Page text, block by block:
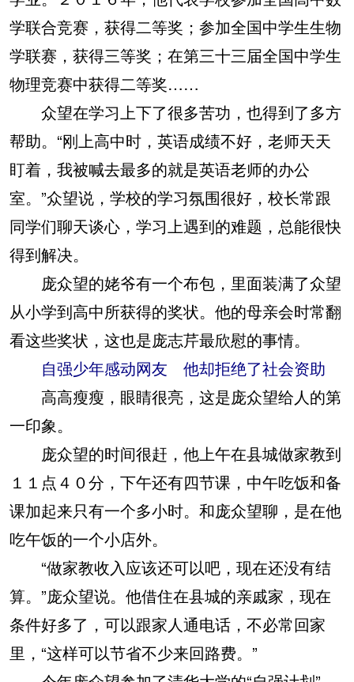
学联合竞赛，获得二等奖；参加全国中学生生物
学联赛，获得三等奖；在第三十三届全国中学生
物理竞赛中获得二等奖……
众望在学习上下了很多苦功，也得到了多方
帮助。“刚上高中时，英语成绩不好，老师天天
盯着，我被喊去最多的就是英语老师的办公
室。”众望说，学校的学习氛围很好，校长常跟
同学们聊天谈心，学习上遇到的难题，总能很快
得到解决。
庞众望的姥爷有一个布包，里面装满了众望
从小学到高中所获得的奖状。他的母亲会时常翻
看这些奖状，这也是庞志芹最欣慰的事情。
自强少年感动网友 他却拒绝了社会资助
高高瘦瘦，眼睛很亮，这是庞众望给人的第
一印象。
庞众望的时间很赶，他上午在县城做家教到
１１点４０分，下午还有四节课，中午吃饭和备
课加起来只有一个多小时。和庞众望聊，是在他
吃午饭的一个小店外。
“做家教收入应该还可以吧，现在还没有结
算。”庞众望说。他借住在县城的亲戚家，现在
条件好多了，可以跟家人通电话，不必常回家
里，“这样可以节省不少来回路费。”